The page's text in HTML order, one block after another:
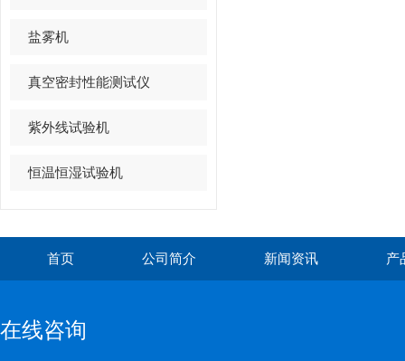
盐雾机
真空密封性能测试仪
紫外线试验机
恒温恒湿试验机
首页 公司简介 新闻资讯 产
在线咨询